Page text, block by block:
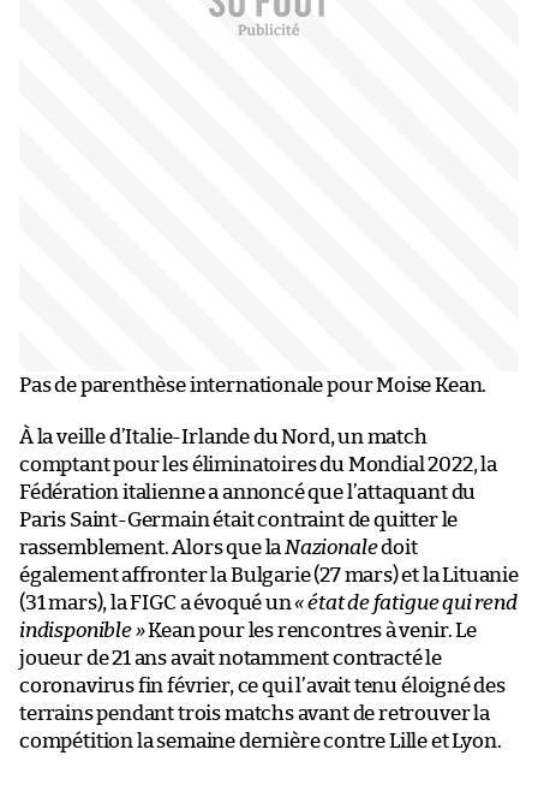
Pas de parenthèse internationale pour Moise Kean.
À la veille d’Italie-Irlande du Nord, un match
comptant pour les éliminatoires du Mondial 2022, la
Fédération italienne a annoncé que l’attaquant du
Paris Saint-Germain était contraint de quitter le
rassemblement. Alors que la Nazionaledoit
également affronter la Bulgarie (27 mars) et la Lituanie
(31 mars), la FIGC a évoqué un« état de fatigue qui rend
indisponible »Kean pour les rencontres à venir. Le
joueur de 21 ans avait notamment contracté le
coronavirus fin février, ce qui l’avait tenu éloigné des
terrains pendant trois matchs avant de retrouver la
compétition la semaine dernière contre Lille et Lyon.